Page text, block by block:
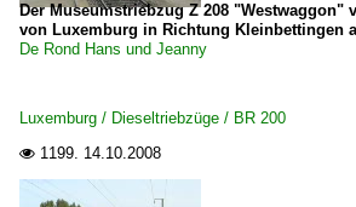
Der Museumstriebzug Z 208 "Westwaggon"
von Luxemburg in Richtung Kleinbettingen
De Rond Hans und Jeanny
Luxemburg / Dieseltriebzüge / BR 200
 1199. 14.10.2008